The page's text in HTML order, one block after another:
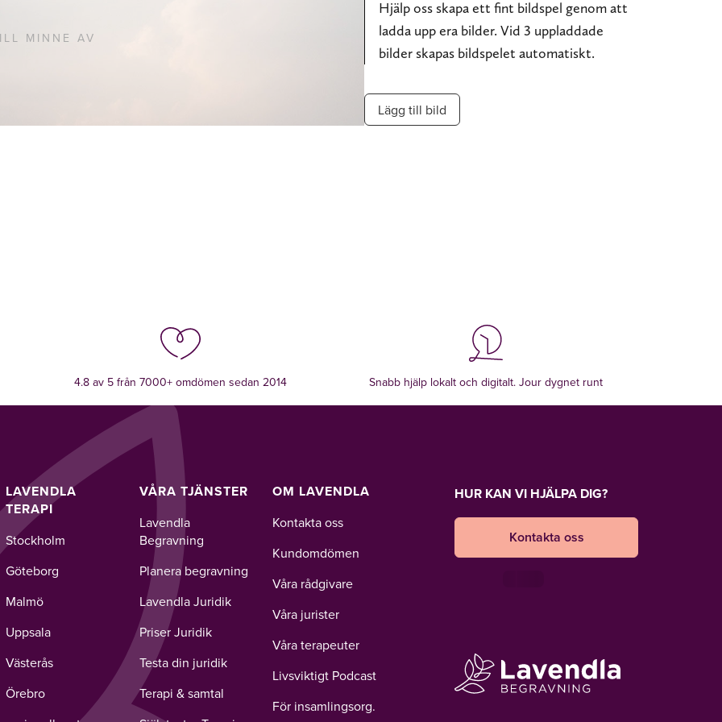
MINNE AV
Hjälp oss skapa ett fint bildspel genom att
ladda upp era bilder. Vid 3 uppladdade
bilder skapas bildspelet automatiskt.
Lägg till bild
4.8 av 5 från 7000+ omdömen sedan 2014 Snabb hjälp lokalt och digitalt. Jour dygnet runt
LAVENDLA
TERAPI
Stockholm
Göteborg
Malmö
Uppsala
Västerås
Örebro
VÅRA TJÄNSTER
Lavendla
Begravning
Planera begravning
Lavendla Juridik
Priser Juridik
Testa din juridik
Terapi & samtal
OM LAVENDLA
Kontakta oss
Kundomdömen
Våra rådgivare
Våra jurister
Våra terapeuter
Livsviktigt Podcast
För insamlingsorg.
HUR KAN VI HJÄLPA DIG?
Kontakta oss